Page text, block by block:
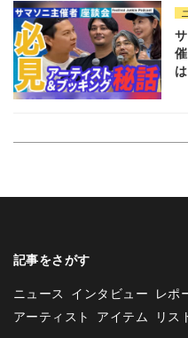
記事をさがす
ニュース インタビュー レポ
アーティスト アイテム
リス